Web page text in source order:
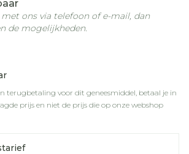
terugbetaling voor dit geneesmiddel, betaal je in
prijs en niet de prijs die op onze webshop
ons via telefoon of e-mail, dan
de mogelijkheden.